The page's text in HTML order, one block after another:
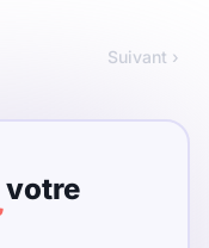
Suivant ›
votre